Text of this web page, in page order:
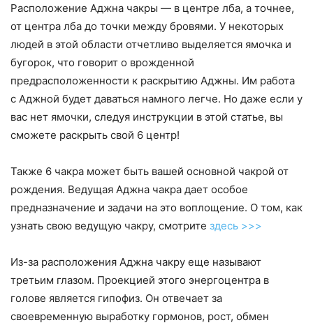
Расположение Аджна чакры — в центре лба, а точнее,
от центра лба до точки между бровями. У некоторых
людей в этой области отчетливо выделяется ямочка и
бугорок, что говорит о врожденной
предрасположенности к раскрытию Аджны. Им работа
с Аджной будет даваться намного легче. Но даже если у
вас нет ямочки, следуя инструкции в этой статье, вы
сможете раскрыть свой 6 центр!
Также 6 чакра может быть вашей основной чакрой от
рождения. Ведущая Аджна чакра дает особое
предназначение и задачи на это воплощение. О том, как
узнать свою ведущую чакру, смотрите здесь >>>
Из-за расположения Аджна чакру еще называют
третьим глазом. Проекцией этого энергоцентра в
голове является гипофиз. Он отвечает за
своевременную выработку гормонов, рост, обмен